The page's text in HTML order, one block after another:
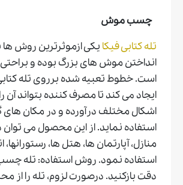
چسب موش
تله کتابی فیکا یکی ازموثرترین روش ها
انداختن موش های بزرگ بوده و براحتی
است. خطوط تعبیه شده برروی تله کتابی
ایجاد می کند تا مصرف کننده بتواند آن
اشکال مختلف درآورده و در مکان های
استفاده نماید. از این محصول می توان
منازل، آپارتمان ها، هتل ها، رستورانها،
استفاده نمود. روش استفاده: تله
دقت بازکنید. درصورت لزوم، تله را از